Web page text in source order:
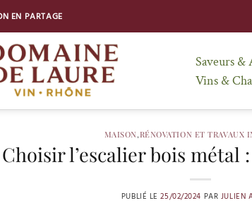
EN PARTAGE
Saveurs &
Vins &
MAISON,RÉNOVATION ET TRAVAUX
Choisir l’escalier bois
PUBLIÉ LE25/02/2024 PAR JULIEN